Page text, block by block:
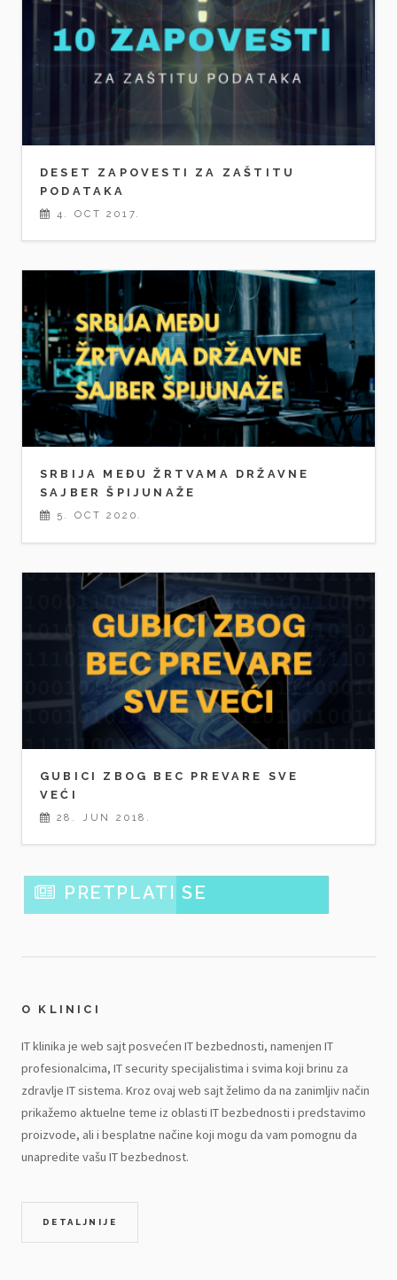
DESET ZAPOVESTI ZA ZAŠTITU
PODATAKA
4. OCT 2017.
SRBIJA MEĐU ŽRTVAMA DRŽAVNE
SAJBER ŠPIJUNAŽE
5. OCT 2020.
GUBICI ZBOG BEC PREVARE SVE
VEĆI
28. JUN 2018.
PRETPLATI SE
O KLINICI
IT klinika je web sajt posvećen IT bezbednosti, namenjen IT
profesionalcima, IT security specijalistima i svima koji brinu za
zdravlje IT sistema. Kroz ovaj web sajt želimo da na zanimljiv način
prikažemo aktuelne teme iz oblasti IT bezbednosti i predstavimo
proizvode, ali i besplatne načine koji mogu da vam pomognu da
unapredite vašu IT bezbednost.
DETALJNIJE